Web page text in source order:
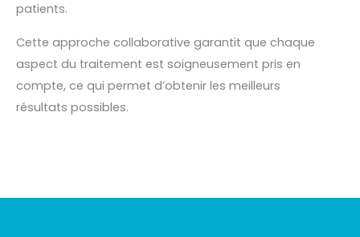
patients.
Cette approche collaborative garantit que chaque
aspect du traitement est soigneusement pris en
compte, ce qui permet d’obtenir les meilleurs
résultats possibles.